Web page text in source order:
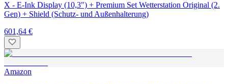
X - E-Ink Display (10,3") + Premium Set Wetterstation Original (2.
Gen) + Shield (Schutz- und Außenhalterung)
601,64 €
Amazon